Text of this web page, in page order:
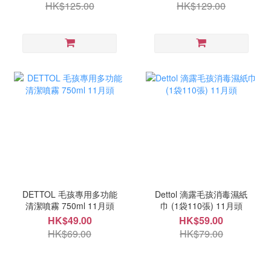
HK$125.00
HK$129.00
DETTOL 毛孩專用多功能
清潔噴霧 750ml 11月頭
HK$49.00
HK$69.00
Dettol 滴露毛孩消毒濕紙
巾 (1袋110張) 11月頭
HK$59.00
HK$79.00